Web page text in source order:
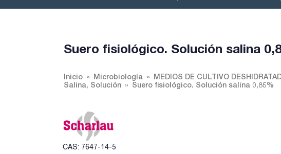
Suero fisiológico. Solución salina
Inicio Microbiología
MEDIOS DE CULTIVO
Salina, Solución
Suero fisiológico. Solución salina 0,85%
CAS: 7647-14-5